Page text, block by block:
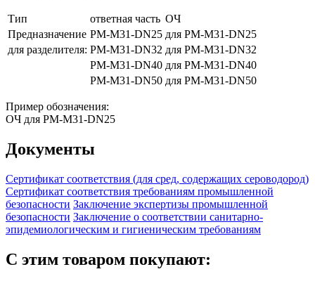
Тип ответная часть ОЧ
Предназначение РМ-М31-DN25 для РМ-М31-DN25
для разделителя: РМ-М31-DN32 для РМ-М31-DN32
РМ-М31-DN40 для РМ-М31-DN40
РМ-М31-DN50 для РМ-М31-DN50
Пример обозначения:
ОЧ для РМ-М31-DN25
Документы
Сертификат соответствия (для сред, содержащих сероводород)
Сертификат соответствия требованиям промышленной
безопасности Заключение экспертизы промышленной
безопасности Заключение о соответствии санитарно-
эпидемиологическим и гигиеническим требованиям
С этим товаром покупают: